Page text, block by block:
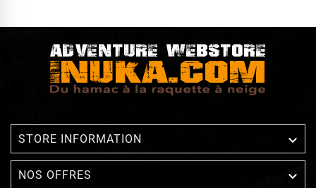
STORE INFORMATION 
NOS OFFRES 